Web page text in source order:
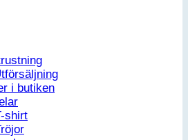
i butiken
shirt